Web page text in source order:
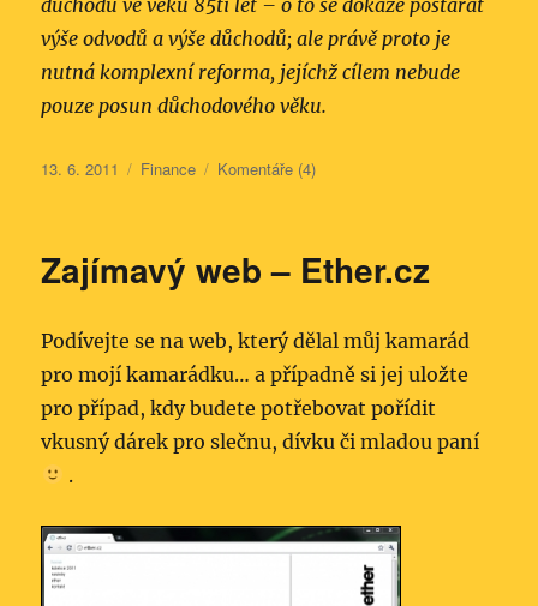
výše odvodů a výše důchodů; ale právě proto je
nutná komplexní reforma, jejíchž cílem nebude
pouze posun důchodového věku.
Publikováno:
13. 6. 2011 Rubriky:
Finance Komentáře (4)
Zajímavý web – Ether.cz
Podívejte se na web, který dělal můj kamarád
pro mojí kamarádku… a případně si jej uložte
pro případ, kdy budete potřebovat pořídit
vkusný dárek pro slečnu, dívku či mladou paní
.